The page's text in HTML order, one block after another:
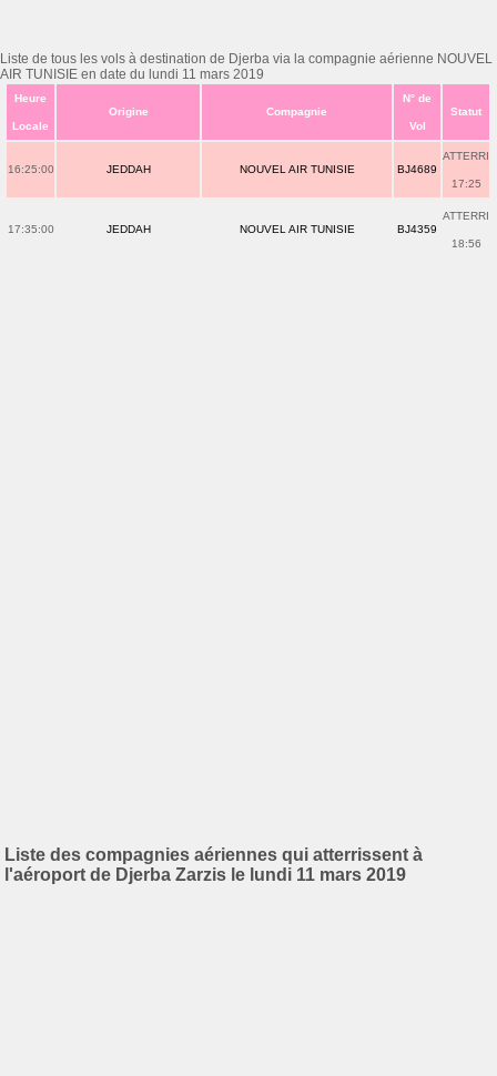
Liste de tous les vols à destination de Djerba via la compagnie aérienne NOUVEL
AIR TUNISIE en date du lundi 11 mars 2019
Heure
Locale
Origine Compagnie
N° de
Vol
Statut
16:25:00 JEDDAH NOUVEL AIR TUNISIE BJ4689
ATTERRI
17:25
17:35:00 JEDDAH NOUVEL AIR TUNISIE BJ4359
ATTERRI
18:56
Liste des compagnies aériennes qui atterrissent à
l'aéroport de Djerba Zarzis le lundi 11 mars 2019